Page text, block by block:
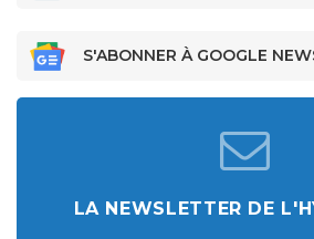
S'ABONNER À GOOGLE
LA NEWSLETTER DE